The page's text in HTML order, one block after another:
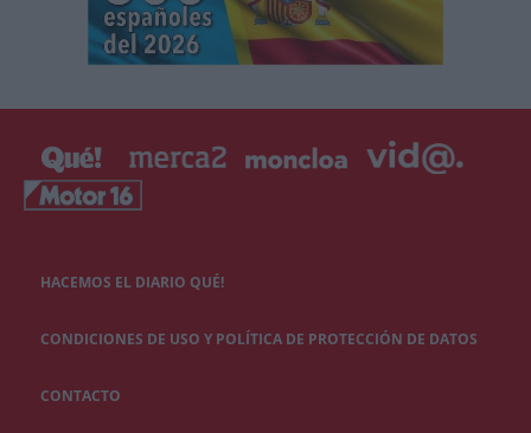
HACEMOS EL DIARIO QUÉ!
CONDICIONES DE USO Y POLÍTICA DE PROTECCIÓN DE DATOS
CONTACTO